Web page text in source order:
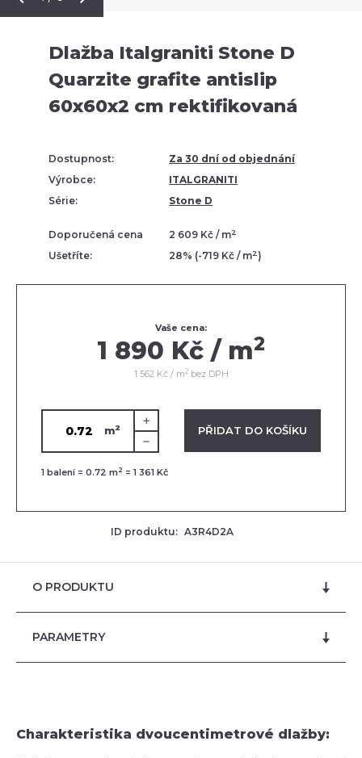
Dlažba Italgraniti Stone D
Quarzite grafite antislip
60x60x2 cm rektifikovaná
Dostupnost:
Za 30 dní od objednání
Výrobce:
ITALGRANITI
Série:
Stone D
Doporučená cena 2 609 Kč / m2
Ušetříte: 28% (-719 Kč / m2)
Vaše cena:
1 890 Kč / m2
1 562 Kč / m2bez DPH
m2
VLOŽENO V KOŠÍKU PŘIDAT DO KOŠÍKU
1 balení = 0.72 m 2 = 1 361 Kč
ID produktu: A3R4D2A
O PRODUKTU
PARAMETRY
Charakteristika dvoucentimetrové dlažby: